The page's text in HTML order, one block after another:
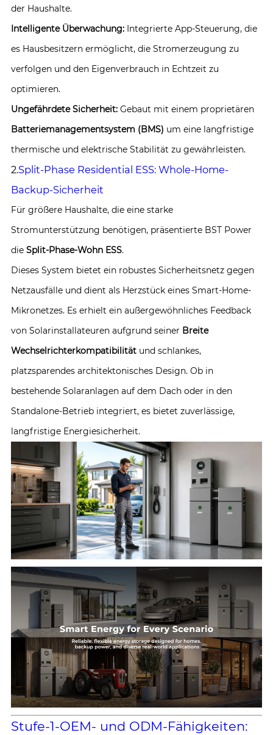
der Haushalte.
Intelligente Überwachung: Integrierte App-Steuerung, die
es Hausbesitzern ermöglicht, die Stromerzeugung zu
verfolgen und den Eigenverbrauch in Echtzeit zu
optimieren.
Ungefährdete Sicherheit: Gebaut mit einem proprietären
Batteriemanagementsystem (BMS) um eine langfristige
thermische und elektrische Stabilität zu gewährleisten.
2.Split-Phase Residential ESS: Whole-Home-
Backup-Sicherheit
Für größere Haushalte, die eine starke
Stromunterstützung benötigen, präsentierte BST Power
dieSplit-Phase-Wohn ESS.
Dieses System bietet ein robustes Sicherheitsnetz gegen
Netzausfälle und dient als Herzstück eines Smart-Home-
Mikronetzes. Es erhielt ein außergewöhnliches Feedback
von Solarinstallateuren aufgrund seiner Breite
Wechselrichterkompatibilität und schlankes,
platzsparendes architektonisches Design. Ob in
bestehende Solaranlagen auf dem Dach oder in den
Standalone-Betrieb integriert, es bietet zuverlässige,
langfristige Energiesicherheit.
Stufe-1-OEM- und ODM-Fähigkeiten: